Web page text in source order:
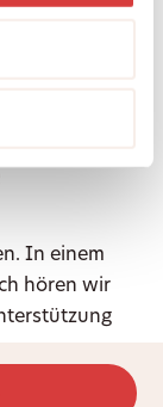
In einem
hören wir